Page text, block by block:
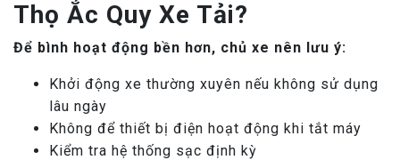
Thọ Ắc Quy Xe Tải?
Để bình hoạt động bền hơn, chủ xe nên lưu ý:
Khởi động xe thường xuyên nếu không sử dụng
lâu ngày
Không để thiết bị điện hoạt động khi tắt máy
Kiểm tra hệ thống sạc định kỳ